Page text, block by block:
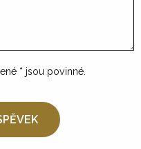
* jsou povinné.